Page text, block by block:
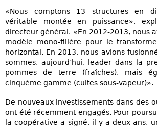
«Nous comptons 13 structures en
véritable montée en puissance»,
directeur général. «En 2012-2013, nous
modèle mono-filière pour le
horizontal. En 2013, nous avions
sommes, aujourd’hui, leader dans la
pommes de terre (fraîches), mais
cinquème gamme (cuites sous-vapeur)».
De nouveaux investissements dans des
ont été récemment engagés. Pour
la coopérative a signé, il y a deux ans,